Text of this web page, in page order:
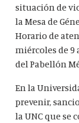
situación de
la Mesa de
Horario de
miércoles de 9
del Pabellón
En la
prevenir,
la UNC que se